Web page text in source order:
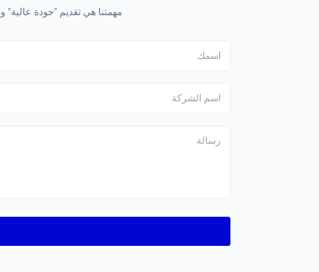
مهمتنا هي تقديم "جودة عالية"